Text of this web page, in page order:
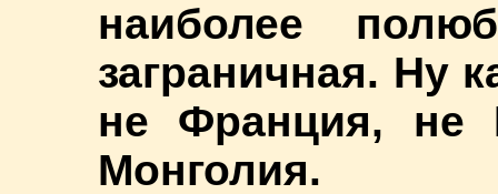
наиболее
заграничная. Ну
не Франция, не
Монголия.